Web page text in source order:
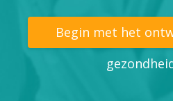
Begin met het